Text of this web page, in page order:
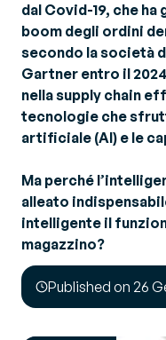
dal Covid-19, che
boom degli ordini
secondo la società
Gartner entro il
nella supply chain
tecnologie che
artificiale (AI) e le
Ma perché
alleato
intelligente il
magazzino?
Published on 26